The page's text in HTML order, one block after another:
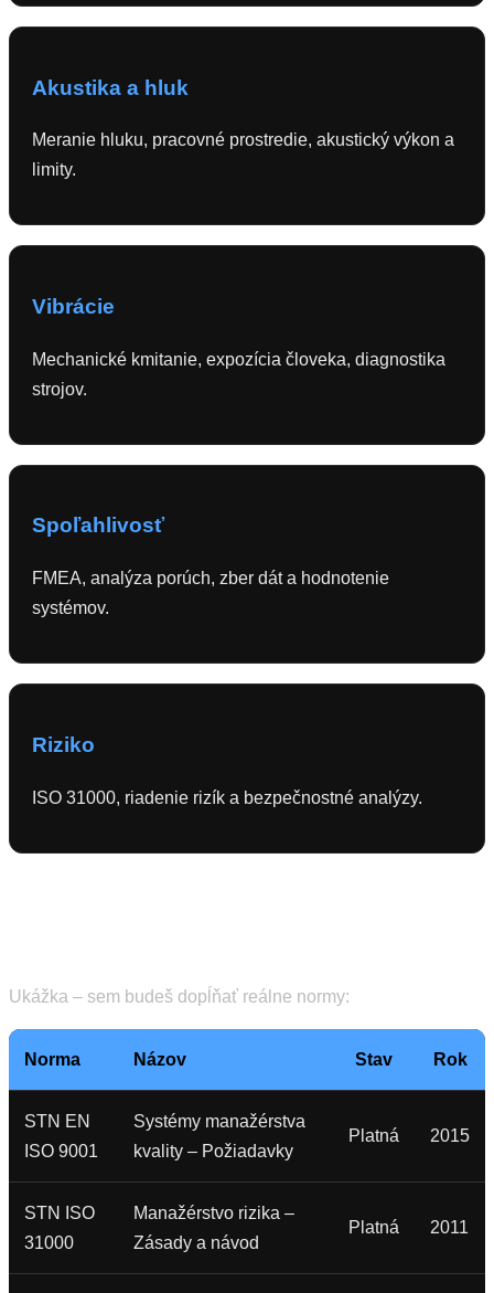
Akustika a hluk
Meranie hluku, pracovné prostredie, akustický výkon a
limity.
Vibrácie
Mechanické kmitanie, expozícia človeka, diagnostika
strojov.
Spoľahlivosť
FMEA, analýza porúch, zber dát a hodnotenie
systémov.
Riziko
ISO 31000, riadenie rizík a bezpečnostné analýzy.
Ukážka – sem budeš dopĺňať reálne normy:
Norma Názov Stav Rok
STN EN
ISO 9001
Systémy manažérstva
kvality – Požiadavky
Platná 2015
STN ISO
31000
Manažérstvo rizika –
Zásady a návod
Platná 2011